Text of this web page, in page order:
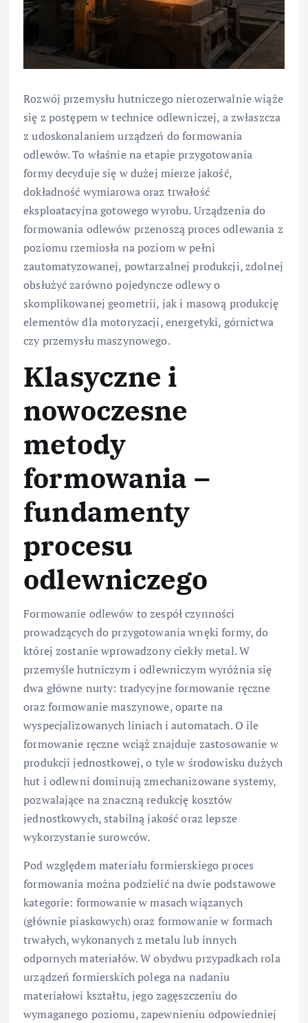
Rozwój przemysłu hutniczego nierozerwalnie wiąże
się z postępem w technice odlewniczej, a zwłaszcza
z udoskonalaniem urządzeń do formowania
odlewów. To właśnie na etapie przygotowania
formy decyduje się w dużej mierze jakość,
dokładność wymiarowa oraz trwałość
eksploatacyjna gotowego wyrobu. Urządzenia do
formowania odlewów przenoszą proces odlewania z
poziomu rzemiosła na poziom w pełni
zautomatyzowanej, powtarzalnej produkcji, zdolnej
obsłużyć zarówno pojedyncze odlewy o
skomplikowanej geometrii, jak i masową produkcję
elementów dla motoryzacji, energetyki, górnictwa
czy przemysłu maszynowego.
Klasyczne i
nowoczesne
metody
formowania –
fundamenty
procesu
odlewniczego
Formowanie odlewów to zespół czynności
prowadzących do przygotowania wnęki formy, do
której zostanie wprowadzony ciekły metal. W
przemyśle hutniczym i odlewniczym wyróżnia się
dwa główne nurty: tradycyjne formowanie ręczne
oraz formowanie maszynowe, oparte na
wyspecjalizowanych liniach i automatach. O ile
formowanie ręczne wciąż znajduje zastosowanie w
produkcji jednostkowej, o tyle w środowisku dużych
hut i odlewni dominują zmechanizowane systemy,
pozwalające na znaczną redukcję kosztów
jednostkowych, stabilną jakość oraz lepsze
wykorzystanie surowców.
Pod względem materiału formierskiego proces
formowania można podzielić na dwie podstawowe
kategorie: formowanie w masach wiązanych
(głównie piaskowych) oraz formowanie w formach
trwałych, wykonanych z metalu lub innych
odpornych materiałów. W obydwu przypadkach rola
urządzeń formierskich polega na nadaniu
materiałowi kształtu, jego zagęszczeniu do
wymaganego poziomu, zapewnieniu odpowiedniej